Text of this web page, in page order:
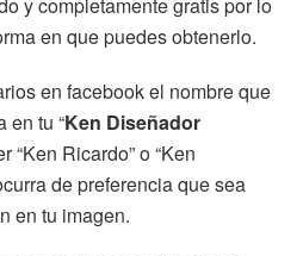
en que puedes obtenerlo.
en facebook el nombre que
en tu “Ken Diseñador
“Ken Ricardo” o “Ken
de preferencia que sea
en tu imagen.